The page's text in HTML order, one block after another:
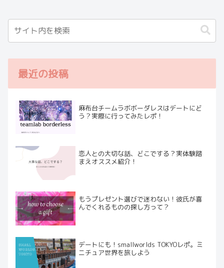
最近の投稿
麻布台チームラボボーダレスはデートにど
う？実際に行ってみたレポ！
恋人との大切な話、どこでする？実体験踏
まえオススメ紹介！
もうプレゼント選びで迷わない！彼氏が喜
んでくれるものの探し方って？
デートにも！smallworlds TOKYOレポ。ミ
ニチュア世界を旅しよう